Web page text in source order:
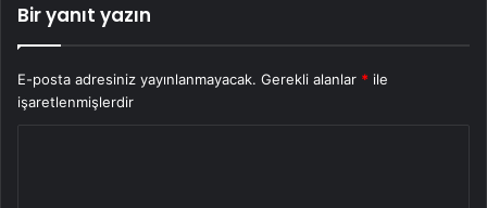
Bir yanıt yazın
E-posta adresiniz yayınlanmayacak. Gerekli alanlar * ile
işaretlenmişlerdir